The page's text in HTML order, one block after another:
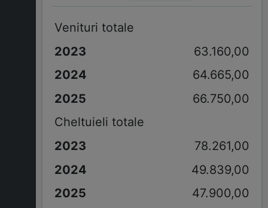
Venituri totale
63.160,00
64.665,00
66.750,00
Cheltuieli totale
78.261,00
49.839,00
47.900,00